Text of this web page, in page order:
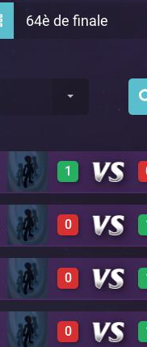
64è de finale
1
1 A5
0
0 A5
0
0 A5
0